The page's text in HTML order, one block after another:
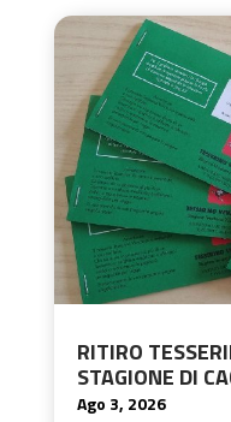
RITIRO
STAGIONE DI
Ago 3, 2026